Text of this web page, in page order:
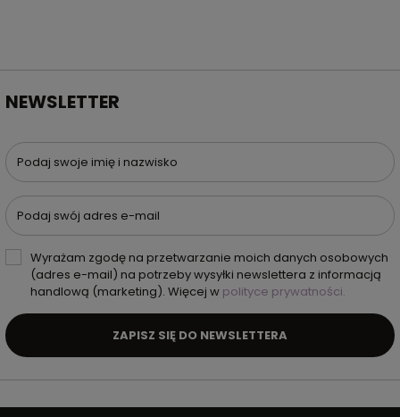
NEWSLETTER
Podaj swoje imię i nazwisko
Podaj swój adres e-mail
Wyrażam zgodę na przetwarzanie moich danych osobowych
(adres e-mail) na potrzeby wysyłki newslettera z informacją
handlową (marketing). Więcej w polityce prywatności.
ZAPISZ SIĘ DO NEWSLETTERA